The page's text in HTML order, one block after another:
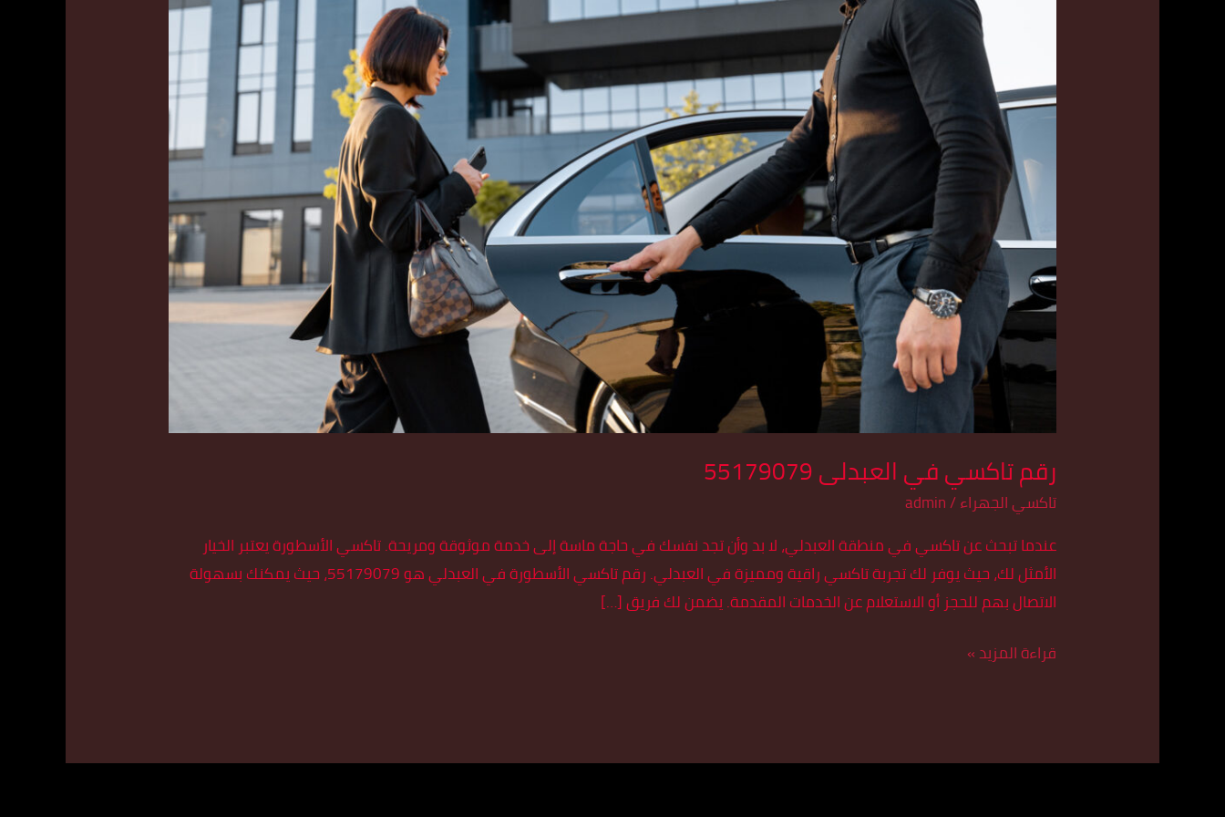
رقم تاكسي في العبدلى 55179079
تاكسي الجهراء/
admin
عندما تبحث عن تاكسي في منطقة العبدلي، لا بد وأن تجد نفسك في حاجة ماسة إلى خدمة موثوقة ومريحة. تاكسي الأسطورة يعتبر الخيار
الأمثل لك، حيث يوفر لك تجربة تاكسي راقية ومميزة في العبدلي. رقم تاكسي الأسطورة في العبدلي هو 55179079، حيث يمكنك بسهولة
الاتصال بهم للحجز أو الاستعلام عن الخدمات المقدمة. يضمن لك فريق […]
قراءة المزيد »